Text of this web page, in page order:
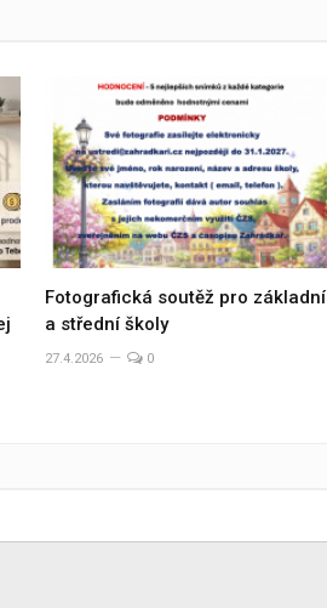
Fotografická soutěž pro základní
a střední školy
27.4.2026 0